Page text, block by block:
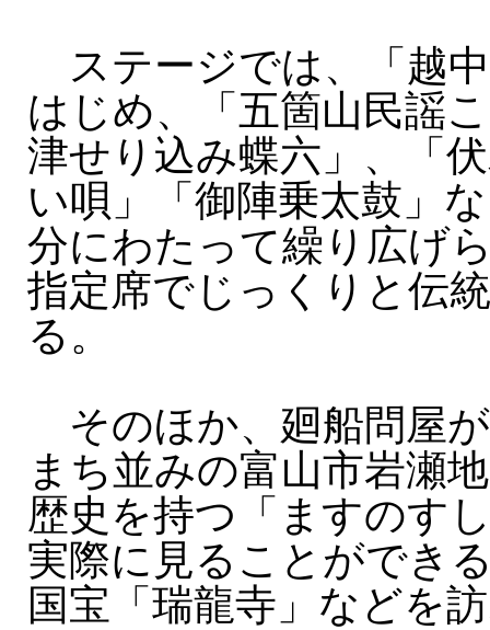
ステージでは、「越
はじめ、「五箇山民謡
津せり込み蝶六」、「
い唄」「御陣乗太鼓」
分にわたって繰り広げ
指定席でじっくりと伝
る。
そのほか、廻船問屋
まち並みの富山市岩瀬
歴史を持つ「ますのす
実際に見ることができ
国宝「瑞龍寺」などを